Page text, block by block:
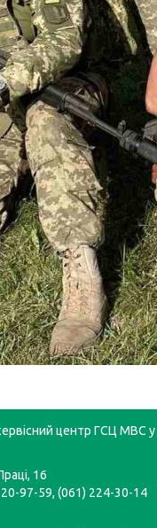
центр ГСЦ МВС у
16
97-59, (061) 224-30-14